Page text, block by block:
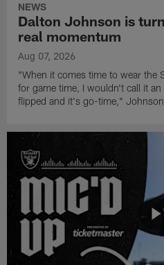
NEWS
Dalton Johnson is
real momentum
Aug 07, 2026
"When it comes time to wear the
for game time, I wouldn't call it
flipped and it's go-time,"